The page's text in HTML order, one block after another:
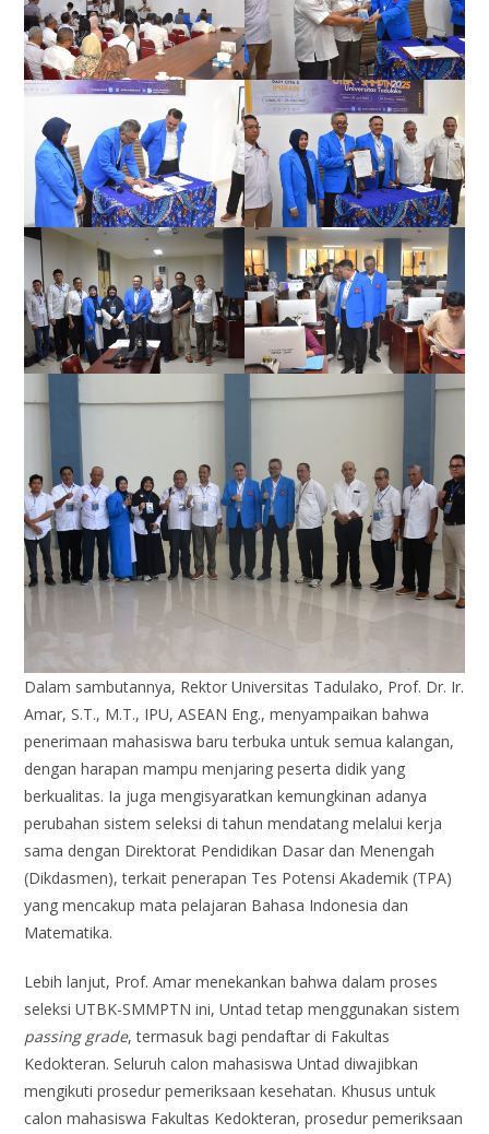
Dalam sambutannya, Rektor Universitas Tadulako, Prof. Dr. Ir.
Amar, S.T., M.T., IPU, ASEAN Eng., menyampaikan bahwa
penerimaan mahasiswa baru terbuka untuk semua kalangan,
dengan harapan mampu menjaring peserta didik yang
berkualitas. Ia juga mengisyaratkan kemungkinan adanya
perubahan sistem seleksi di tahun mendatang melalui kerja
sama dengan Direktorat Pendidikan Dasar dan Menengah
(Dikdasmen), terkait penerapan Tes Potensi Akademik (TPA)
yang mencakup mata pelajaran Bahasa Indonesia dan
Matematika.
Lebih lanjut, Prof. Amar menekankan bahwa dalam proses
seleksi UTBK-SMMPTN ini, Untad tetap menggunakan sistem
passing grade, termasuk bagi pendaftar di Fakultas
Kedokteran. Seluruh calon mahasiswa Untad diwajibkan
mengikuti prosedur pemeriksaan kesehatan. Khusus untuk
calon mahasiswa Fakultas Kedokteran, prosedur pemeriksaan